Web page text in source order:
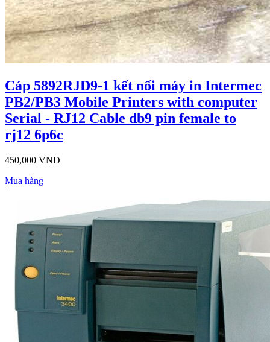
Cáp 5892RJD9-1 kết nối máy in Intermec
PB2/PB3 Mobile Printers with computer
Serial - RJ12 Cable db9 pin female to
rj12 6p6c
450,000 VNĐ
Mua hàng